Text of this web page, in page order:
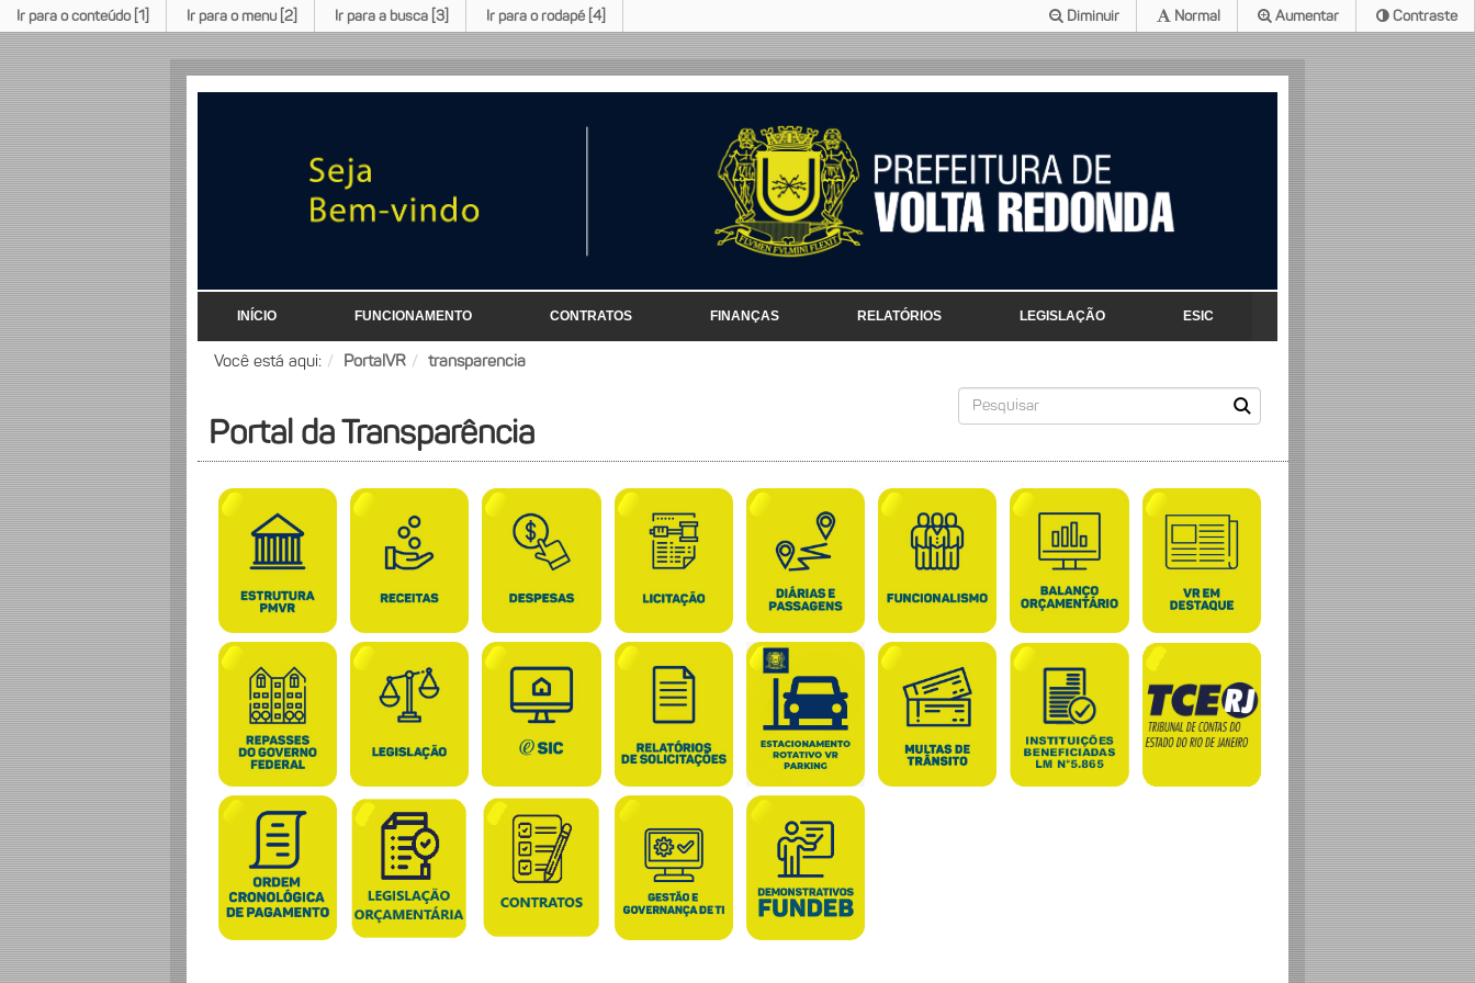
Ir para o conteúdo [1] Ir para o menu [2] Ir para a busca [3] Ir para o rodapé [4] Diminuir Normal Aumentar Contraste
INÍCIO FUNCIONAMENTO CONTRATOS FINANÇAS RELATÓRIOS LEGISLAÇÃO ESIC
Você está aqui: PortalVR transparencia
Portal da Transparência